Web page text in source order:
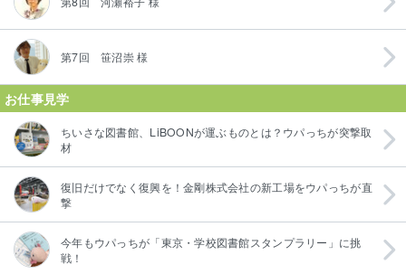
第7回 笹沼崇 様
お仕事見学
ちいさな図書館、LiBOONが運ぶものとは？ウパっちが突撃取
材
復旧だけでなく復興を！金剛株式会社の新工場をウパっちが直
撃
今年もウパっちが「東京・学校図書館スタンプラリー」に挑
戦！